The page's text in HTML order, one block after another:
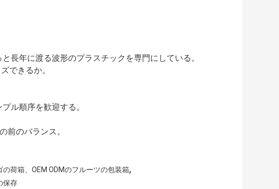
長年に渡る波形のプラスチックを専門にしている。
できるか。
ル順序を歓迎する。
前のバランス。
荷箱、OEM ODMのフルーツの包装箱,
保存